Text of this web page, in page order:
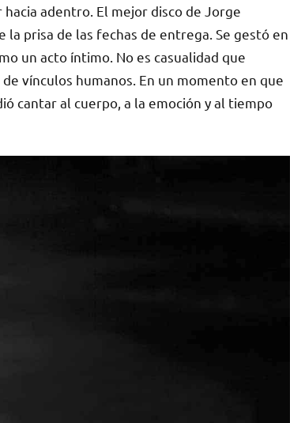
adentro. El mejor disco de Jorge
prisa de las fechas de entrega. Se gestó en
un acto íntimo. No es casualidad que
vínculos humanos. En un momento en que
cantar al cuerpo, a la emoción y al tiempo